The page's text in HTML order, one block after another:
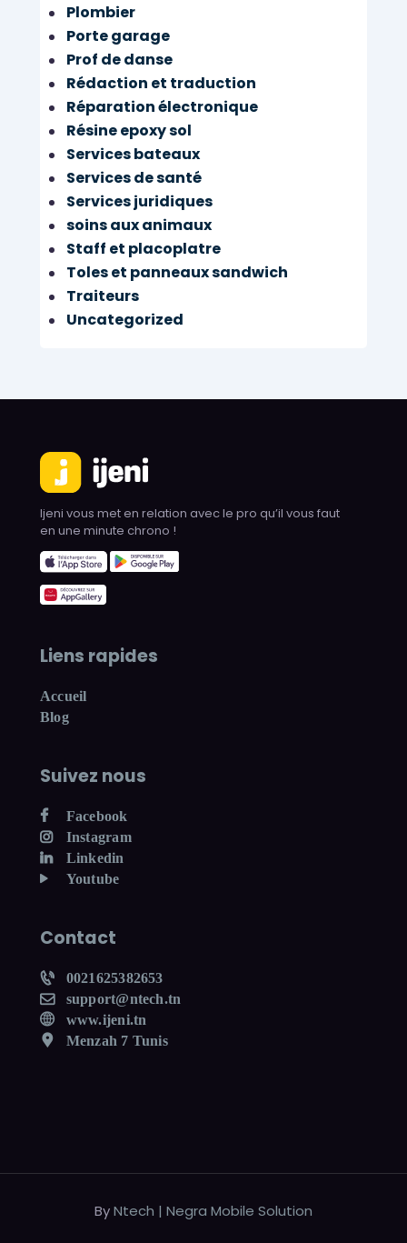
Plombier
Porte garage
Prof de danse
Rédaction et traduction
Réparation électronique
Résine epoxy sol
Services bateaux
Services de santé
Services juridiques
soins aux animaux
Staff et placoplatre
Toles et panneaux sandwich
Traiteurs
Uncategorized
Ijeni vous met en relation avec le pro qu’il vous faut
en une minute chrono !
Liens rapides
Accueil
Blog
Suivez nous
Facebook
Instagram
Linkedin
Youtube
Contact
0021625382653
support@ntech.tn
www.ijeni.tn
Menzah 7 Tunis
ByNtech | Negra Mobile Solution